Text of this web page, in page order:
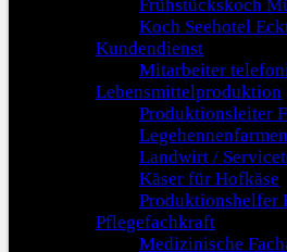
Frühstückskoch
Koch Seehotel
Kundendienst
Mitarbeiter
Lebensmittelproduktion
Produktionsleiter
Legehennenfarmen
Landwirt /
Käser für Hofkäse
Produktionshelfer
Pflegefachkraft
Medizinische